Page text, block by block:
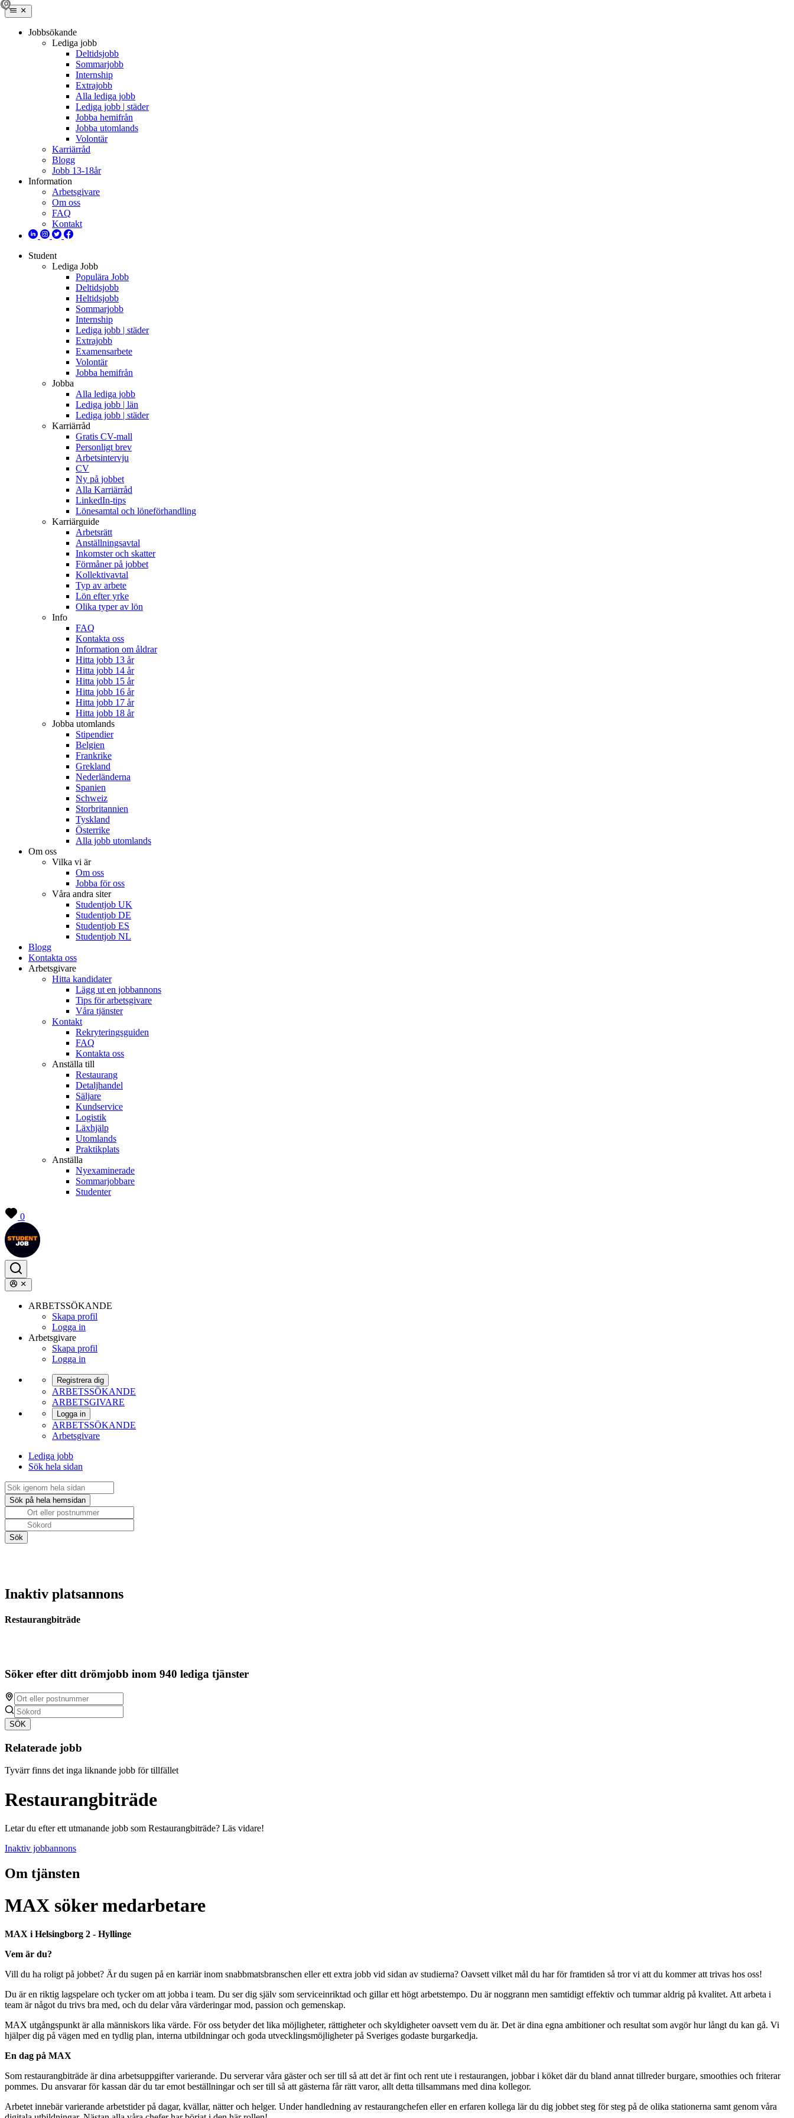
Jobbsökande
Lediga jobb
Deltidsjobb
Sommarjobb
Internship
Extrajobb
Alla lediga jobb
Lediga jobb | städer
Jobba hemifrån
Jobba utomlands
Volontär
Karriärråd
Blogg
Jobb 13-18år
Information
Arbetsgivare
Om oss
FAQ
Kontakt
Student
Lediga Jobb
Populära Jobb
Deltidsjobb
Heltidsjobb
Sommarjobb
Internship
Lediga jobb | städer
Extrajobb
Examensarbete
Volontär
Jobba hemifrån
Jobba
Alla lediga jobb
Lediga jobb | län
Lediga jobb | städer
Karriärråd
Gratis CV-mall
Personligt brev
Arbetsintervju
CV
Ny på jobbet
Alla Karriärråd
LinkedIn-tips
Lönesamtal och löneförhandling
Karriärguide
Arbetsrätt
Anställningsavtal
Inkomster och skatter
Förmåner på jobbet
Kollektivavtal
Typ av arbete
Lön efter yrke
Olika typer av lön
Info
FAQ
Kontakta oss
Information om åldrar
Hitta jobb 13 år
Hitta jobb 14 år
Hitta jobb 15 år
Hitta jobb 16 år
Hitta jobb 17 år
Hitta jobb 18 år
Jobba utomlands
Stipendier
Belgien
Frankrike
Grekland
Nederländerna
Spanien
Schweiz
Storbritannien
Tyskland
Österrike
Alla jobb utomlands
Om oss
Vilka vi är
Om oss
Jobba för oss
Våra andra siter
Studentjob UK
Studentjob DE
Studentjob ES
Studentjob NL
Blogg
Kontakta oss
Arbetsgivare
Hitta kandidater
Lägg ut en jobbannons
Tips för arbetsgivare
Våra tjänster
Kontakt
Rekryteringsguiden
FAQ
Kontakta oss
Anställa till
Restaurang
Detaljhandel
Säljare
Kundservice
Logistik
Läxhjälp
Utomlands
Praktikplats
Anställa
Nyexaminerade
Sommarjobbare
Studenter
0
ARBETSSÖKANDE
Skapa profil
Logga in
Arbetsgivare
Skapa profil
Logga in
Registrera dig
ARBETSSÖKANDE
ARBETSGIVARE
Logga in
ARBETSSÖKANDE
Arbetsgivare
Lediga jobb
Sök hela sidan
Inaktiv platsannons
Restaurangbiträde
Söker efter ditt drömjobb inom 940 lediga tjänster
SÖK
Relaterade jobb
Tyvärr finns det inga liknande jobb för tillfället
Restaurangbiträde
Letar du efter ett utmanande jobb som Restaurangbiträde? Läs vidare!
Inaktiv jobbannons
Om tjänsten
MAX söker medarbetare
MAX i Helsingborg 2 - Hyllinge
Vem är du?
Vill du ha roligt på jobbet? Är du sugen på en karriär inom snabbmatsbranschen eller ett extra jobb vid sidan av studierna? Oavsett vilket mål du har för framtiden så tror vi att du kommer att trivas hos oss!
Du är en riktig lagspelare och tycker om att jobba i team. Du ser dig själv som serviceinriktad och gillar ett högt arbetstempo. Du är noggrann men samtidigt effektiv och tummar aldrig på kvalitet. Att arbeta i
team är något du trivs bra med, och du delar våra värderingar mod, passion och gemenskap.
MAX utgångspunkt är alla människors lika värde. För oss betyder det lika möjligheter, rättigheter och skyldigheter oavsett vem du är. Det är dina egna ambitioner och resultat som avgör hur långt du kan gå. Vi
hjälper dig på vägen med en tydlig plan, interna utbildningar och goda utvecklingsmöjligheter på Sveriges godaste burgarkedja.
En dag på MAX
Som restaurangbiträde är dina arbetsuppgifter varierande. Du serverar våra gäster och ser till så att det är fint och rent ute i restaurangen, jobbar i köket där du bland annat tillreder burgare, smoothies och friterar
pommes. Du ansvarar för kassan där du tar emot beställningar och ser till så att gästerna får rätt varor, allt detta tillsammans med dina kollegor.
Arbetet innebär varierande arbetstider på dagar, kvällar, nätter och helger. Under handledning av restaurangchefen eller en erfaren kollega lär du dig jobbet steg för steg på de olika stationerna samt genom våra